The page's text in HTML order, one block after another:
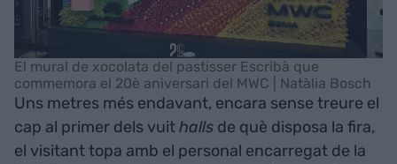
El mural de xocolata del pastisser Escribà que
commemora el 20è aniversari del MWC | Natàlia Bosch
Uns metres més endavant, encara sense treure el
cap al primer dels vuithalls de què disposa la fira,
el visitant topa amb el personal encarregat de la